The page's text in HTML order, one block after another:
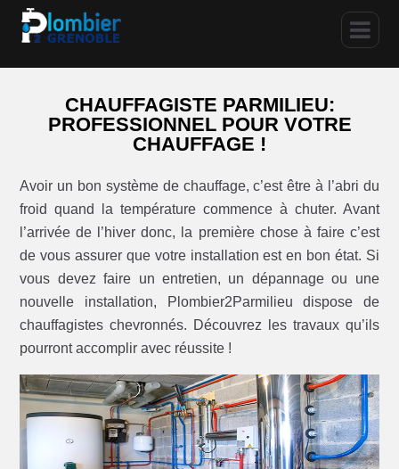
CHAUFFAGISTE PARMILIEU:
PROFESSIONNEL POUR VOTRE
CHAUFFAGE !
Avoir un bon système de chauffage, c’est être à l’abri du
froid quand la température commence à chuter. Avant
l’arrivée de l’hiver donc, la première chose à faire c’est
de vous assurer que votre installation est en bon état. Si
vous devez faire un entretien, un dépannage ou une
nouvelle installation, Plombier2Parmilieu dispose de
chauffagistes chevronnés. Découvrez les travaux qu’ils
pourront accomplir avec réussite !